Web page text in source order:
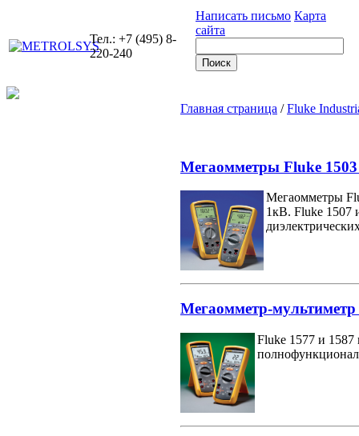
Тел.: +7 (495) 8-
220-240
Написать письмо Карта
сайта
Главная страница /Fluke
Мегаомметры Fluke
Мегаомметры
1кВ. Fluke 1507
Мегаомметр-
Fluke 1577 и 1587